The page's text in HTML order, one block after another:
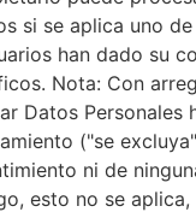
si se aplica uno
han dado su
Nota: Con
Datos Personales
("se
ni de
esto no se